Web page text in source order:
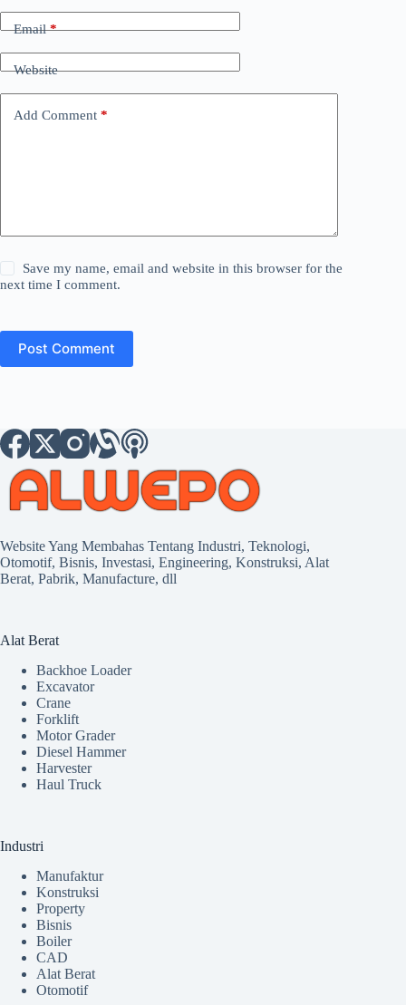
Email*
Website
Add Comment *
Save my name, email and website in this browser for the
next time I comment.
Post Comment
Website Yang Membahas Tentang Industri, Teknologi,
Otomotif, Bisnis, Investasi, Engineering, Konstruksi, Alat
Berat, Pabrik, Manufacture, dll
Alat Berat
Backhoe Loader
Excavator
Crane
Forklift
Motor Grader
Diesel Hammer
Harvester
Haul Truck
Industri
Manufaktur
Konstruksi
Property
Bisnis
Boiler
CAD
Alat Berat
Otomotif